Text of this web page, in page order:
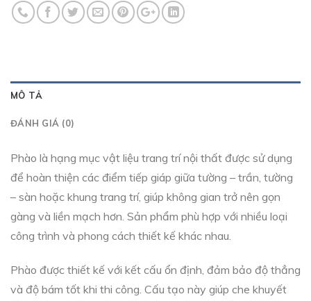
MÔ TẢ
ĐÁNH GIÁ (0)
Phào là hạng mục vật liệu trang trí nội thất được sử dụng
để hoàn thiện các điểm tiếp giáp giữa tường – trần, tường
– sàn hoặc khung trang trí, giúp không gian trở nên gọn
gàng và liền mạch hơn. Sản phẩm phù hợp với nhiều loại
công trình và phong cách thiết kế khác nhau.
Phào được thiết kế với kết cấu ổn định, đảm bảo độ thẳng
và độ bám tốt khi thi công. Cấu tạo này giúp che khuyết